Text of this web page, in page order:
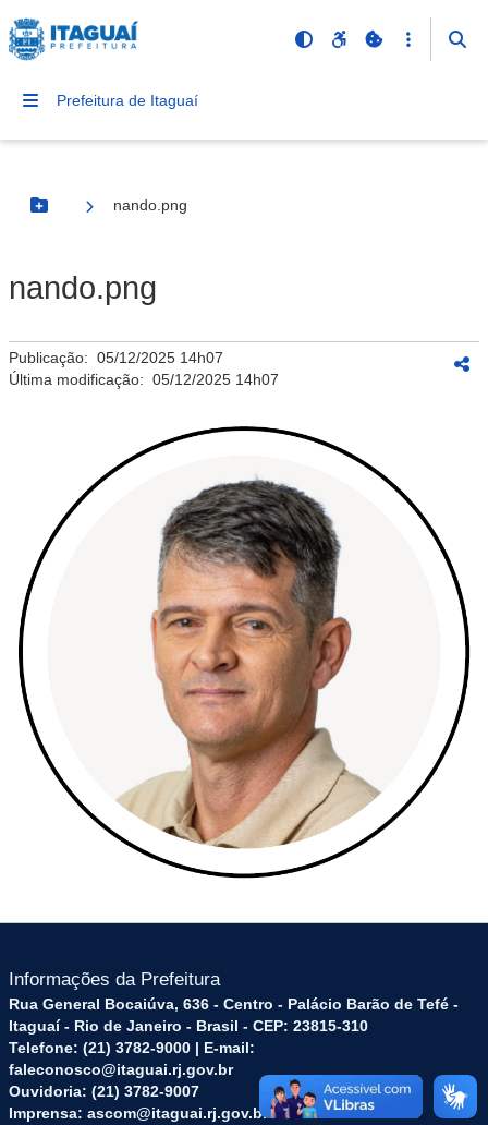
Prefeitura de Itaguaí
Botão Menu
nando.png
nando.png
Publicação: 05/12/2025 14h07
Última modificação: 05/12/2025 14h07
Informações da Prefeitura
Rua General Bocaiúva, 636 - Centro - Palácio Barão de Tefé -
Itaguaí - Rio de Janeiro - Brasil - CEP: 23815-310
Telefone: (21) 3782-9000 | E-mail:
faleconosco@itaguai.rj.gov.br
Ouvidoria: (21) 3782-9007
Imprensa: ascom@itaguai.rj.gov.br